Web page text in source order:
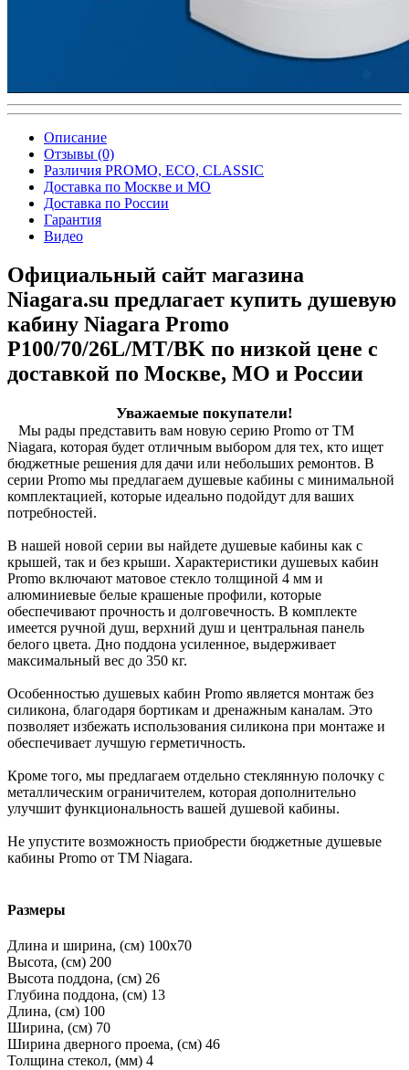
Описание
Отзывы (0)
Различия PROMO, ECO, CLASSIC
Доставка по Москве и МО
Доставка по России
Гарантия
Видео
Официальный сайт магазина
Niagara.su предлагает купить душевую
кабину Niagara Promo
P100/70/26L/MT/BK по низкой цене с
доставкой по Москве, МО и России
Уважаемые покупатели!
Мы рады представить вам новую серию Promo от ТМ
Niagara, которая будет отличным выбором для тех, кто ищет
бюджетные решения для дачи или небольших ремонтов. В
серии Promo мы предлагаем душевые кабины с минимальной
комплектацией, которые идеально подойдут для ваших
потребностей.
В нашей новой серии вы найдете душевые кабины как с
крышей, так и без крыши. Характеристики душевых кабин
Promo включают матовое стекло толщиной 4 мм и
алюминиевые белые крашеные профили, которые
обеспечивают прочность и долговечность. В комплекте
имеется ручной душ, верхний душ и центральная панель
белого цвета. Дно поддона усиленное, выдерживает
максимальный вес до 350 кг.
Особенностью душевых кабин Promo является монтаж без
силикона, благодаря бортикам и дренажным каналам. Это
позволяет избежать использования силикона при монтаже и
обеспечивает лучшую герметичность.
Кроме того, мы предлагаем отдельно стеклянную полочку с
металлическим ограничителем, которая дополнительно
улучшит функциональность вашей душевой кабины.
Не упустите возможность приобрести бюджетные душевые
кабины Promo от ТМ Niagara.
Размеры
Длина и ширина, (см) 100x70
Высота, (см) 200
Высота поддона, (см) 26
Глубина поддона, (см) 13
Длина, (см) 100
Ширина, (см) 70
Ширина дверного проема, (см) 46
Толщина стекол, (мм) 4